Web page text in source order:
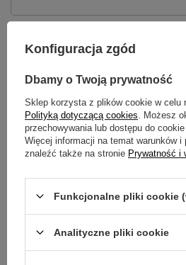
OPIS
SZCZEGÓŁOWE DANE
OPINIE (6)
Potrzebujesz pomocy?
Zadaj pytanie a my odpowiemy
niezwłocznie, najciekawsze pytania i
odpowiedzi publikując dla innych.
Konfiguracja zgód
Dbamy o Twoją prywatność
Sklep korzysta z plików cookie w celu
Polityką dotyczącą cookies . Możesz
przechowywania lub dostępu do cookie
Więcej informacji na temat warunków i
znaleźć także na stronie Prywatność i
Funkcjonalne pliki cookie
Analityczne pliki cookie